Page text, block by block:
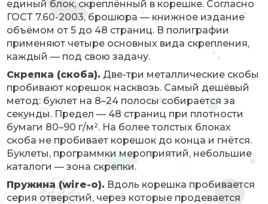
единый блок, скреплённый в корешке. Согласно
ГОСТ 7.60-2003, брошюра — книжное издание
объёмом от 5 до 48 страниц. В полиграфии
применяют четыре основных вида скрепления,
каждый — под свою задачу.
Скрепка (скоба). Две-три металлические скобы
пробивают корешок насквозь. Самый дешёвый
метод: буклет на 8–24 полосы собирается за
секунды. Предел — 48 страниц при плотности
бумаги 80–90 г/м². На более толстых блоках
скоба не пробивает корешок до конца и гнётся.
Буклеты, программки мероприятий, небольшие
каталоги — зона скрепки.
Пружина (wire-o). Вдоль корешка пробивается
серия отверстий, через которые продевается